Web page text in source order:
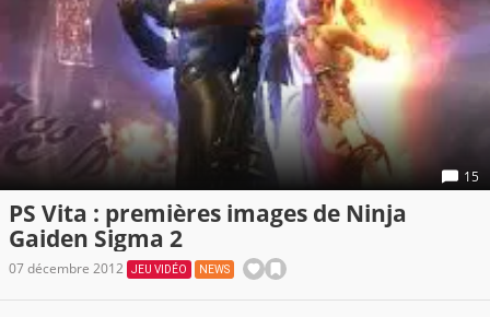
15
PS Vita : premières images de Ninja
Gaiden Sigma 2
07 décembre 2012 JEU VIDÉO NEWS